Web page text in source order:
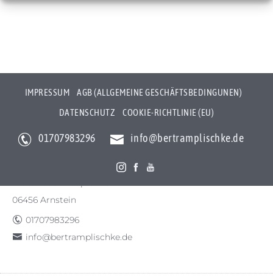
IMPRESSUM
AGB (ALLGEMEINE GESCHÄFTSBEDINGUNEN)
DATENSCHUTZ
COOKIE-RICHTLINIE (EU)
01707983296 info@bertramplischke.de
Bertram Plischke Individualfotografie
06456 Arnstein
01707983296
info@bertramplischke.de